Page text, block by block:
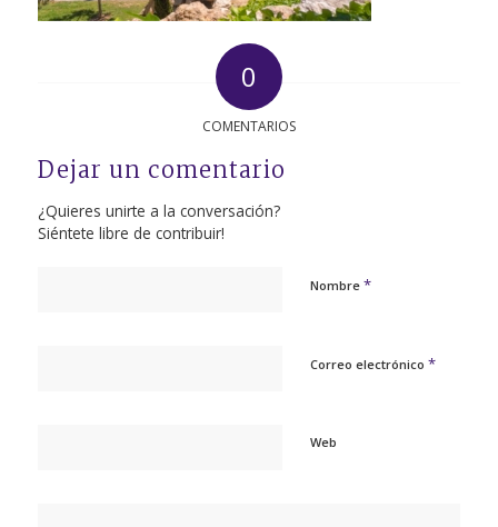
0
COMENTARIOS
Dejar un comentario
¿Quieres unirte a la conversación?
Siéntete libre de contribuir!
Nombre *
Correo electrónico *
Web